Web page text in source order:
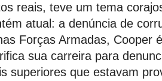
reais, teve um tema
atual: a denúncia de
Forças Armadas, Cooper
sua carreira para
superiores que estavam